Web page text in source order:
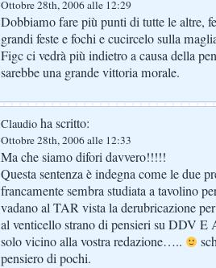
Ottobre 28th, 2006 alle 12:29
Dobbiamo fare più punti di tutte le altre,
grandi feste e fochi e cucircelo sulla
Figc ci vedrà più indietro a causa della
sarebbe una grande vittoria morale.
Claudio ha scritto:
Ottobre 28th, 2006 alle 12:33
Ma che siamo difori davvero!!!!!
Questa sentenza è indegna come le due
francamente sembra studiata a tavolino
vadano al TAR vista la derubricazione
al venticello strano di pensieri su DDV E
solo vicino alla vostra redazione…..
pensiero di pochi.